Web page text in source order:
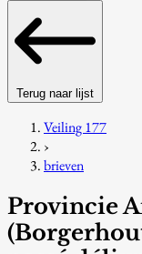
Terug naar lijst
Veiling 177
›
brieven
Provincie